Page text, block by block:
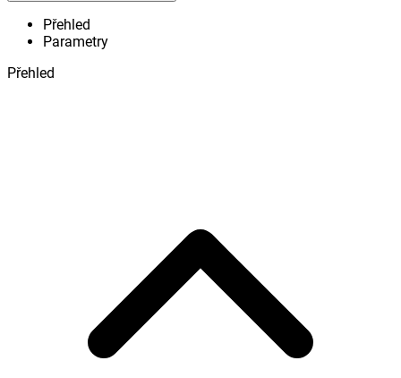
Přehled
Parametry
Přehled